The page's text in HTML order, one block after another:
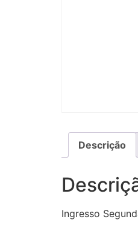
Descrição
Ingresso